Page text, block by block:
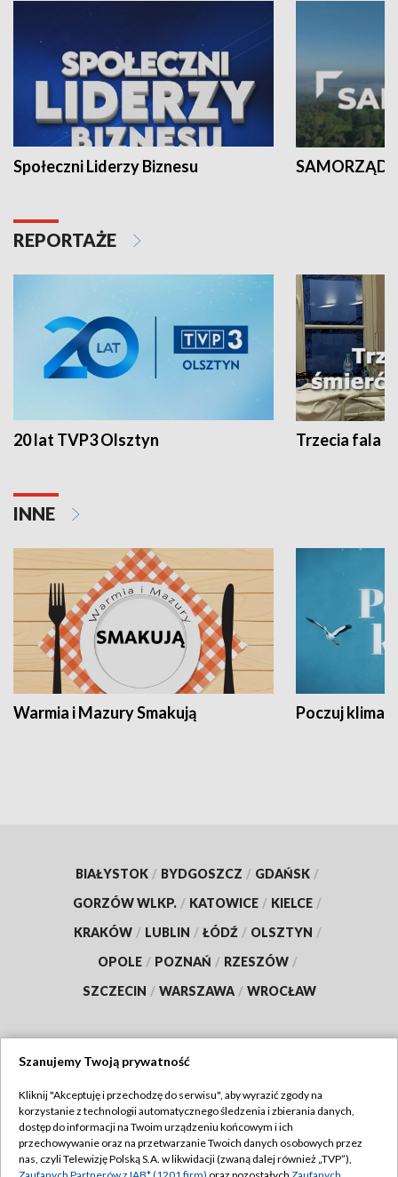
Społeczni Liderzy Biznesu SAMORZĄD
REPORTAŻE
20 lat TVP3 Olsztyn Trzecia fala -
INNE
Warmia i Mazury Smakują Poczuj klimat
BIAŁYSTOK / BYDGOSZCZ / GDAŃSK /
GORZÓW WLKP. / KATOWICE / KIELCE /
KRAKÓW / LUBLIN / ŁÓDŹ / OLSZTYN /
OPOLE / POZNAŃ / RZESZÓW /
SZCZECIN / WARSZAWA / WROCŁAW
TVP
Abonament TVP
Emisja w TVP
Regulamin TVP
Szanujemy Twoją prywatność
Kliknij "Akceptuję i przechodzę do serwisu", aby wyrazić zgody na
korzystanie z technologii automatycznego śledzenia i zbierania danych,
dostęp do informacji na Twoim urządzeniu końcowym i ich
przechowywanie oraz na przetwarzanie Twoich danych osobowych przez
nas, czyli Telewizję Polską S.A. w likwidacji (zwaną dalej również „TVP”),